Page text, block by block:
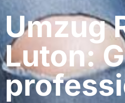
Umzug
Luton: